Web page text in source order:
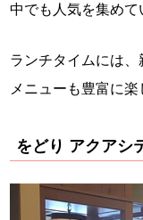
中でも人気を集めて
ランチタイムには
メニューも豊富に楽
をどり アクアシ